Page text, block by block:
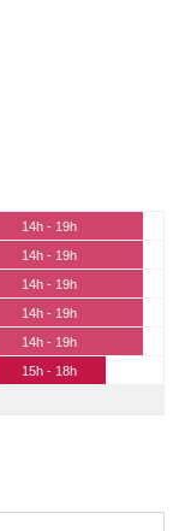
14h - 19h
14h - 19h
14h - 19h
14h - 19h
14h - 19h
15h - 18h